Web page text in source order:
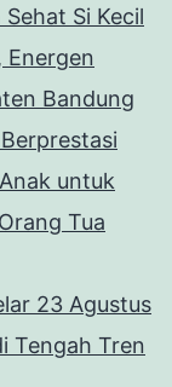
Si Kecil
Energen
Bandung
untuk
Tua
23 Agustus
Tengah Tren